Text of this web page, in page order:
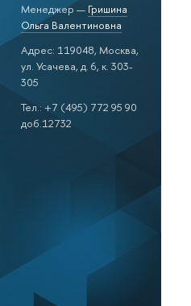
Менеджер — Гришина
Ольга Валентиновна
Адрес: 119048, Москва,
ул. Усачева, д. 6, к. 303-
305
Тел.: +7 (495) 772 95 90
доб.12732